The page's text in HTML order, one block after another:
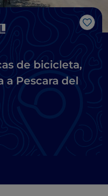
de bicicleta,
a Pescara del